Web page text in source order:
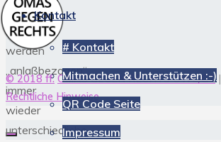
Kontakt
# Kontakt
Mitmachen & Unterstützen :-)
QR Code Seite
Impressum
Hier
werden
„anlaßbezogen“
immer
wieder
unterschiedliche
© 2018 ff. OMAS GEGEN RECHTS OWL/GT|
Rechtliche Hinweise